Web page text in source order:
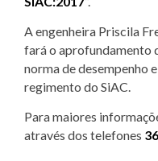
A engenheira Priscila
fará o aprofundamento
norma de desempenho
regimento do SiAC.
Para maiores
através dos telefones